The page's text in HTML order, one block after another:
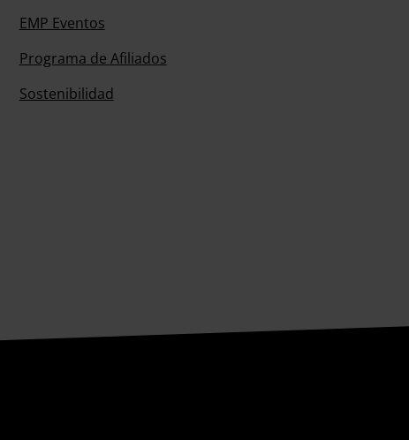
EMP Eventos
Programa de Afiliados
Sostenibilidad